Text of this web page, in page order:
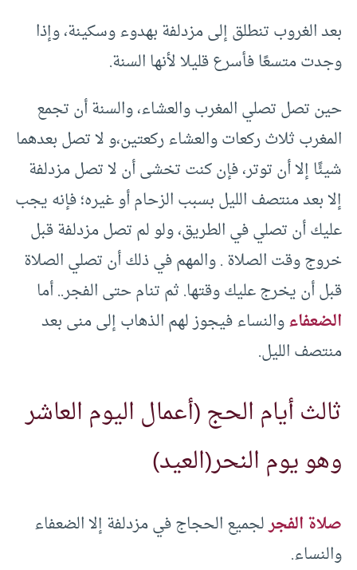
بعد الغروب تنطلق إلى مزدلفة بهدوء وسكينة، وإذا
وجدت متسعًا فأسرع قليلا لأنها السنة.
حين تصل تصلي المغرب والعشاء، والسنة أن تجمع
المغرب ثلاث ركعات والعشاء ركعتين،و لا تصل بعدهما
شيئًا إلا أن توتر، فإن كنت تخشى أن لا تصل مزدلفة
إلا بعد منتصف الليل بسبب الزحام أو غيره؛ فإنه يجب
عليك أن تصلي في الطريق، ولو لم تصل مزدلفة قبل
خروج وقت الصلاة . والمهم في ذلك أن تصلي الصلاة
قبل أن يخرج عليك وقتها. ثم تنام حتى الفجر.. أما
الضعفاءوالنساء فيجوز لهم الذهاب إلى منى بعد
منتصف الليل.
ثالث أيام الحج (أعمال اليوم العاشر
وهو يوم النحر(العيد)
صلاة الفجرلجميع الحجاج في مزدلفة إلا الضعفاء
والنساء.